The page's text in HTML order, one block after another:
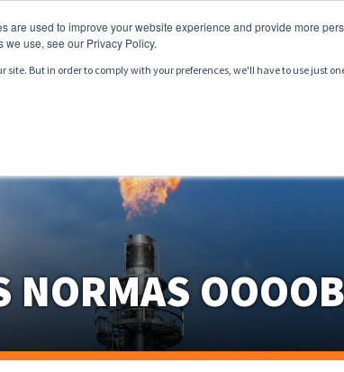
are used to improve your website experience and provide more
use, see our Privacy Policy.
But in order to comply with your preferences, we'll have to use just
NORMAS